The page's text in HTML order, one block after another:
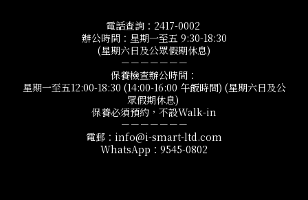
電話查詢：2417-0002
辦公時間：星期一至五 9:30-18:30
(星期六日及公眾假期休息)
－－－－－－－
保養檢查辦公時間：
星期一至五12:00-18:30 (14:00-16:00 午飯時間) (星期六日及公
眾假期休息)
保養必須預約，不設Walk-in
－－－－－－－
電郵：info@i-smart-ltd.com
WhatsApp：9545-0802